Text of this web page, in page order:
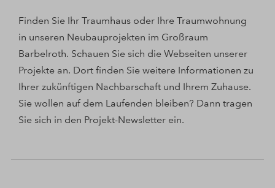
Finden Sie Ihr Traumhaus oder Ihre Traumwohnung
in unseren Neubauprojekten im Großraum
Barbelroth. Schauen Sie sich die Webseiten unserer
Projekte an. Dort finden Sie weitere Informationen zu
Ihrer zukünftigen Nachbarschaft und Ihrem Zuhause.
Sie wollen auf dem Laufenden bleiben? Dann tragen
Sie sich in den Projekt-Newsletter ein.